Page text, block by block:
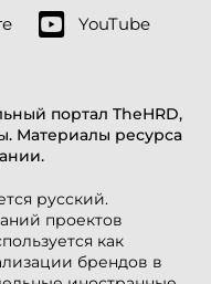
портал TheHRD,
Материалы ресурса
русский.
проектов
как
брендов в
YouTube